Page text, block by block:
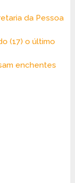
da Pessoa
(17) o último
enchentes